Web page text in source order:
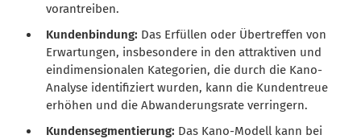
vorantreiben.
Kundenbindung: Das Erfüllen oder Übertreffen von
Erwartungen, insbesondere in den attraktiven und
eindimensionalen Kategorien, die durch die Kano-
Analyse identifiziert wurden, kann die Kundentreue
erhöhen und die Abwanderungsrate verringern.
Kundensegmentierung: Das Kano-Modell kann bei